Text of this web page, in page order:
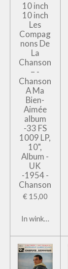
10 inch
10 inch
Les
Compag
nons De
La
Chanson
– -
Chanson
A Ma
Bien-
Aimée
album
-33 FS
1009 LP,
10",
Album -
UK
-1954 -
Chanson
€ 15,00
In winkelwagen